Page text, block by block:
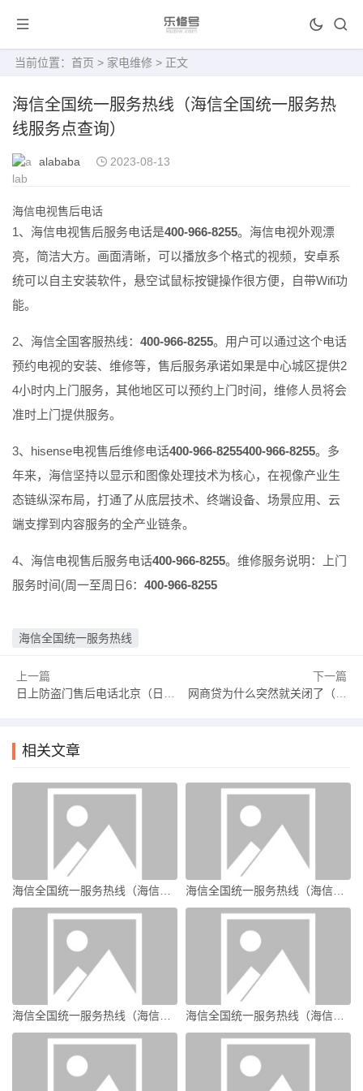
当前位置： 首页 > 家电维修 > 正文
海信全国统一服务热线（海信全国统一服务热
线服务点查询）
alababa 2023-08-13
海信电视售后电话
1、海信电视售后服务电话是400-966-8255。海信电视外观漂
亮，简洁大方。画面清晰，可以播放多个格式的视频，安卓系
统可以自主安装软件，悬空试鼠标按键操作很方便，自带Wifi功
能。
2、海信全国客服热线： 400-966-8255。用户可以通过这个电话
预约电视的安装、维修等，售后服务承诺如果是中心城区提供2
4小时内上门服务，其他地区可以预约上门时间，维修人员将会
准时上门提供服务。
3、hisense电视售后维修电话400-966-8255400-966-8255。多
年来，海信坚持以显示和图像处理技术为核心，在视像产业生
态链纵深布局，打通了从底层技术、终端设备、场景应用、云
端支撑到内容服务的全产业链条。
4、海信电视售后服务电话400-966-8255。维修服务说明：上门
服务时间(周一至周日6： 400-966-8255
海信全国统一服务热线
上一篇
日上防盗门售后电话北京（日上防盗门官网客服北京）
下一篇
网商贷为什么突然就关闭了（网商贷额度恢复前兆）
相关文章